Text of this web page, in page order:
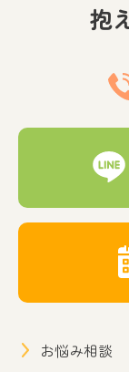
抱
お悩み相談